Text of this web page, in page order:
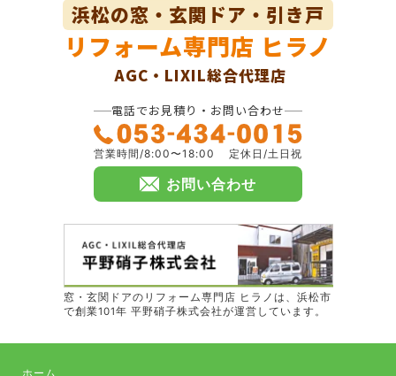
浜松の窓・玄関ドア・引き戸
リフォーム専門店 ヒラノ
AGC・LIXIL総合代理店
電話でお見積り・お問い合わせ
営業時間/8:00〜18:00 定休日/土日祝
お問い合わせ
窓・玄関ドアのリフォーム専門店 ヒラノは、浜松市
で創業101年 平野硝子株式会社が運営しています。
ホーム